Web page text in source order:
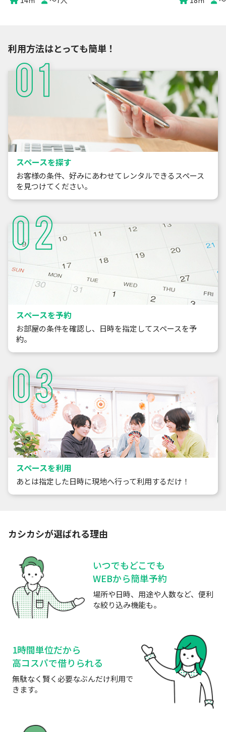
利用方法はとっても簡単！
スペースを探す
お客様の条件、好みにあわせてレンタルできるスペース
を見つけてください。
スペースを予約
お部屋の条件を確認し、日時を指定してスペースを予
約。
スペースを利用
あとは指定した日時に現地へ行って利用するだけ！
カシカシが選ばれる理由
いつでもどこでも
WEBから簡単予約
場所や日時、用途や人数など、便利
な絞り込み機能も。
1時間単位だから
高コスパで借りられる
無駄なく賢く必要なぶんだけ利用で
きます。